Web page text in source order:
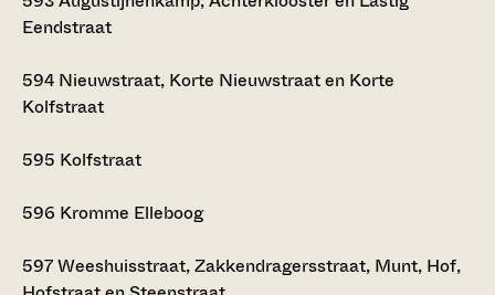
Eendstraat
594 Nieuwstraat, Korte Nieuwstraat en Korte
Kolfstraat
595 Kolfstraat
596 Kromme Elleboog
597Weeshuisstraat, Zakkendragersstraat, Munt, Hof,